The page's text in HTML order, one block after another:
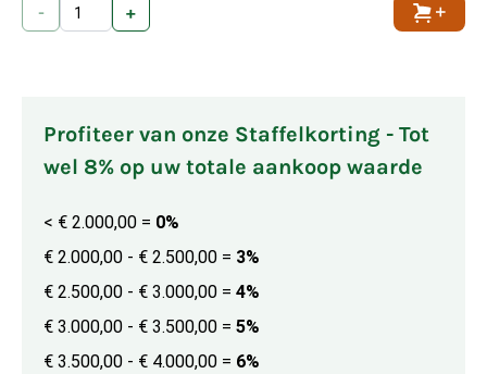
- +
Profiteer van onze Staffelkorting - Tot
wel 8% op uw totale aankoop waarde
< € 2.000,00 = 0%
€ 2.000,00 - € 2.500,00 = 3%
€ 2.500,00 - € 3.000,00 = 4%
€ 3.000,00 - € 3.500,00 = 5%
€ 3.500,00 - € 4.000,00 = 6%